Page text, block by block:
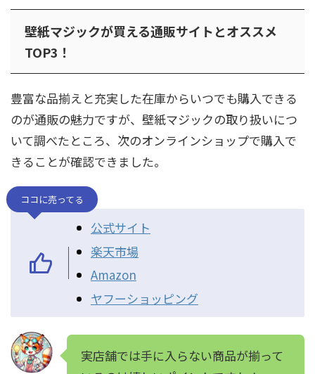
壁紙マジックが買える通販サイトとオススメ
TOP3！
豊富な品揃えと充実した在庫からいつでも購入できる
のが通販の魅力ですが、壁紙マジックの取り扱いにつ
いて調べたところ、次のオンラインショップで購入で
きることが確認できました。
ココに売ってる
公式サイト
楽天市場
Amazon
ヤフーショッピング
実店舗では手に入らない商品が揃って